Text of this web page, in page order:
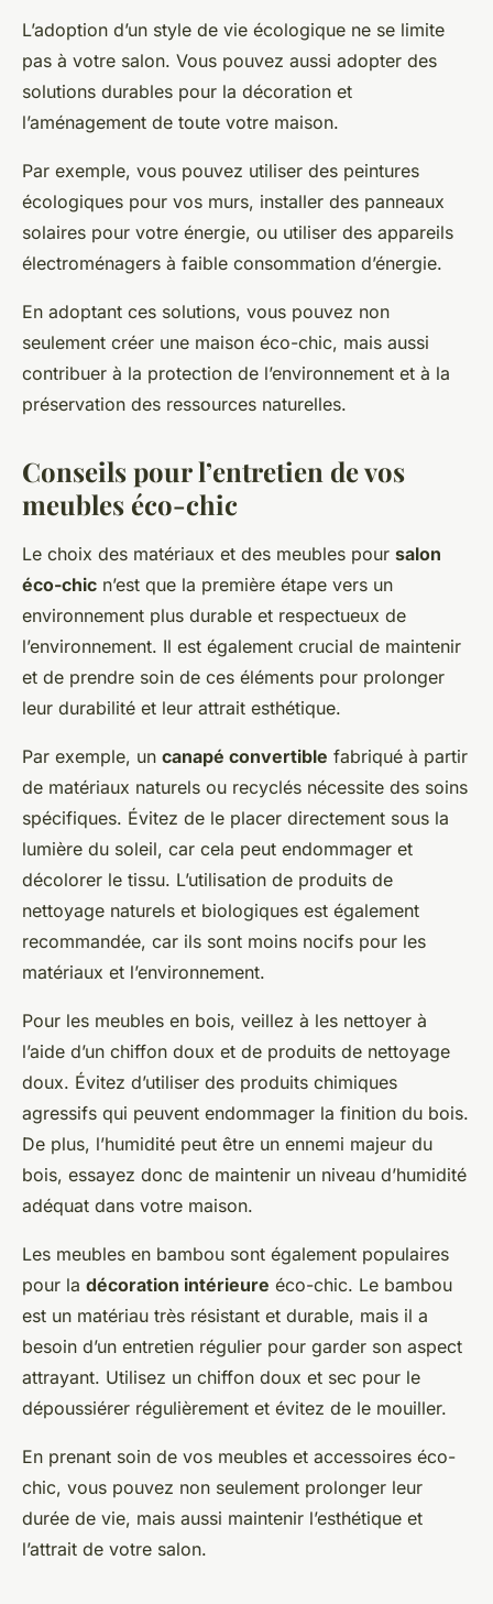
L’adoption d’un style de vie écologique ne se limite
pas à votre salon. Vous pouvez aussi adopter des
solutions durables pour la décoration et
l’aménagement de toute votre maison.
Par exemple, vous pouvez utiliser des peintures
écologiques pour vos murs, installer des panneaux
solaires pour votre énergie, ou utiliser des appareils
électroménagers à faible consommation d’énergie.
En adoptant ces solutions, vous pouvez non
seulement créer une maison éco-chic, mais aussi
contribuer à la protection de l’environnement et à la
préservation des ressources naturelles.
Conseils pour l’entretien de vos
meubles éco-chic
Le choix des matériaux et des meubles pour salon
éco-chic n’est que la première étape vers un
environnement plus durable et respectueux de
l’environnement. Il est également crucial de maintenir
et de prendre soin de ces éléments pour prolonger
leur durabilité et leur attrait esthétique.
Par exemple, un canapé convertible fabriqué à partir
de matériaux naturels ou recyclés nécessite des soins
spécifiques. Évitez de le placer directement sous la
lumière du soleil, car cela peut endommager et
décolorer le tissu. L’utilisation de produits de
nettoyage naturels et biologiques est également
recommandée, car ils sont moins nocifs pour les
matériaux et l’environnement.
Pour les meubles en bois, veillez à les nettoyer à
l’aide d’un chiffon doux et de produits de nettoyage
doux. Évitez d’utiliser des produits chimiques
agressifs qui peuvent endommager la finition du bois.
De plus, l’humidité peut être un ennemi majeur du
bois, essayez donc de maintenir un niveau d’humidité
adéquat dans votre maison.
Les meubles en bambou sont également populaires
pour la décoration intérieure éco-chic. Le bambou
est un matériau très résistant et durable, mais il a
besoin d’un entretien régulier pour garder son aspect
attrayant. Utilisez un chiffon doux et sec pour le
dépoussiérer régulièrement et évitez de le mouiller.
En prenant soin de vos meubles et accessoires éco-
chic, vous pouvez non seulement prolonger leur
durée de vie, mais aussi maintenir l’esthétique et
l’attrait de votre salon.